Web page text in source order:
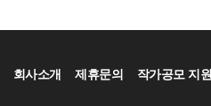
회사소개 제휴문의 작가공모 지원